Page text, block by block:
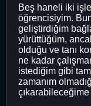
Beş haneli iki
öğrencisiyim.
geliştirdiğim
yürüttüğüm,
olduğu ve tanı
ne kadar
istediğim gibi
zamanım
çıkarabileceğime